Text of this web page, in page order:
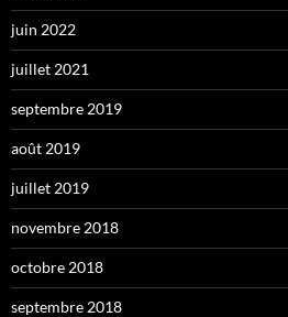
juin 2022
juillet 2021
septembre 2019
août 2019
juillet 2019
novembre 2018
octobre 2018
septembre 2018